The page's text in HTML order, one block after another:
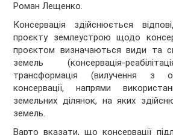
Роман Лещенко.
Консервація здійснюється
проєкту землеустрою щодо
проєктом визначаються види та
земель (консервація-
трансформація (вилучення з
консервації, напрями
земельних ділянок, на яких
земель.
Варто вказати, що консервації